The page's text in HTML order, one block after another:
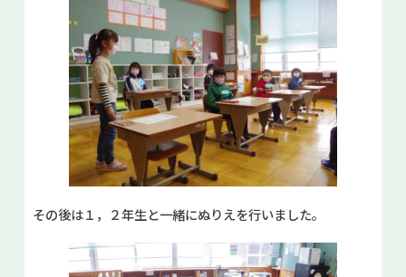
その後は１，２年生と一緒にぬりえを行いました。